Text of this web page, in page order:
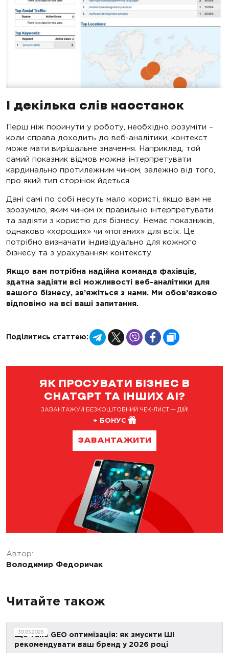
І декілька слів наостанок
Перш ніж поринути у роботу, необхідно розуміти –
коли справа доходить до веб-аналітики, контекст
може мати вирішальне значення. Наприклад, той
самий показник відмов можна інтерпретувати
кардинально протилежним чином, залежно від того,
про який тип сторінок йдеться.
Дані самі по собі несуть мало користі, якщо вам не
зрозуміло, яким чином їх правильно інтерпретувати
та задіяти з користю для бізнесу. Немає показників,
однаково «хороших» чи «поганих» для всіх. Це
потрібно визначати індивідуально для кожного
бізнесу та з урахуванням контексту.
Якщо вам потрібна надійна команда фахівців,
здатна задіяти всі можливості веб-аналітики для
вашого бізнесу, зв’яжіться з нами. Ми обов’язково
відповімо на всі ваші запитання.
Поділитись статтею: Telegram
X Viber Facebook
ЯК ПРОСУВАТИ БІЗНЕС В
CHATGPT ТА ІНШИХ AI?
ЗАВАНТАЖУЙ БЕЗКОШТОВНИЙ ЧЕК-ЛИСТ — ДІЙ!
+ БОНУС
ЗАВАНТАЖИТИ
Автор:
Володимир Федоричак
Читайте також
30.05.2026
Що таке GEO оптимізація: як змусити ШІ
рекомендувати ваш бренд у 2026 році